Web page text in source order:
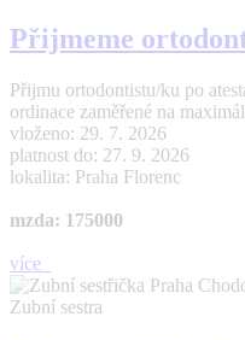
Přijmeme
Přijmu ortodontistu/ku po
ordinace zaměřené na
vloženo: 29. 7. 2026
platnost do: 27. 9. 2026
lokalita: Praha Florenc
mzda: 175000
více
Zubní sestra